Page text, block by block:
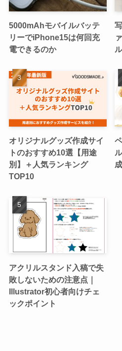
5000mAhモバイルバッテ
リーでiPhone15は何回充
電できるのか
オリジナルグッズ作成サイ
トのおすすめ10選【用途
別】＋人気ランキング
TOP10
アクリルスタンド入稿で失
敗しないための注意点｜
Illustrator初心者向けチェ
ックポイント